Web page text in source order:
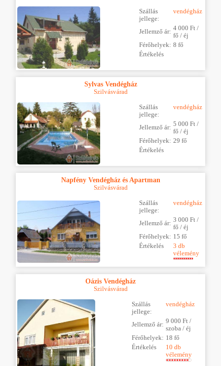
Szállás
jellege:
vendégház
Jellemző ár: 4 000 Ft /
fő / éj
Férőhelyek: 8 fő
Értékelés
Sylvas Vendégház
Szilvásvárad
Szállás
jellege:
vendégház
Jellemző ár: 5 000 Ft /
fő / éj
Férőhelyek: 29 fő
Értékelés
Napfény Vendégház és Apartman
Szilvásvárad
Szállás
jellege:
vendégház
Jellemző ár: 3 000 Ft /
fő / éj
Férőhelyek: 15 fő
Értékelés
3 db
vélemény
Oázis Vendégház
Szilvásvárad
Szállás
jellege:
vendégház
Jellemző ár: 9 000 Ft /
szoba / éj
Férőhelyek: 18 fő
Értékelés
10 db
vélemény